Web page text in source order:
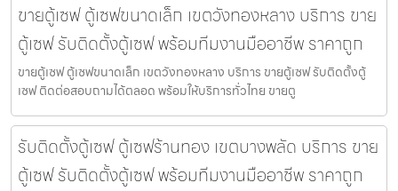
ขายตู้เซฟ ตู้เซฟขนาดเล็ก เขตวังทองหลาง บริการ ขาย
ตู้เซฟ รับติดตั้งตู้เซฟ พร้อมทีมงานมืออาชีพ ราคาถูก
ขายตู้เซฟ ตู้เซฟขนาดเล็ก เขตวังทองหลาง บริการ ขายตู้เซฟ รับติดตั้งตู้
เซฟ ติดต่อสอบถามได้ตลอด พร้อมให้บริการทั่วไทย ขายตู
รับติดตั้งตู้เซฟ ตู้เซฟร้านทอง เขตบางพลัด บริการ ขาย
ตู้เซฟ รับติดตั้งตู้เซฟ พร้อมทีมงานมืออาชีพ ราคาถูก